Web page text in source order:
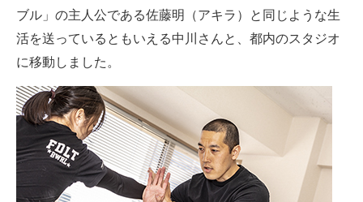
ブル」の主人公である佐藤明（アキラ）と同じような生
活を送っているともいえる中川さんと、都内のスタジオ
に移動しました。